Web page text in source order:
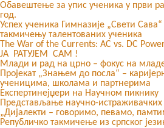
Обавештење за упис ученика у први
год.
Успех ученика Гимназије „Свети
такмичењу талентованих ученика
The War of the Currents: AC vs. DC
ЈА РАТУЈЕМ САМ !
Млади и рад на црно – фокус на
Пројекат „Знањем до посла“ –
ученицима, школама и партнерима
Експертинејџери на Научном пикнику
Представљање научно-истраживачких
„Дијалекти – говоримо, певамо,
Републичко такмичење из српског